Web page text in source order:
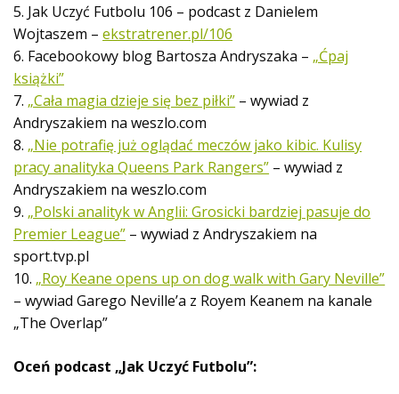
5. Jak Uczyć Futbolu 106 – podcast z Danielem
Wojtaszem –ekstratrener.pl/106
6. Facebookowy blog Bartosza Andryszaka – „Ćpaj
książki”
7. „Cała magia dzieje się bez piłki” – wywiad z
Andryszakiem na weszlo.com
8. „Nie potrafię już oglądać meczów jako kibic. Kulisy
pracy analityka Queens Park Rangers” – wywiad z
Andryszakiem na weszlo.com
9. „Polski analityk w Anglii: Grosicki bardziej pasuje do
Premier League” – wywiad z Andryszakiem na
sport.tvp.pl
10. „Roy Keane opens up on dog walk with Gary Neville”
– wywiad Garego Neville’a z Royem Keanem na kanale
„The Overlap”
Oceń podcast „Jak Uczyć Futbolu”: